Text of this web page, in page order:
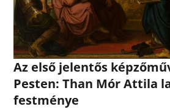
Az első jelentős
Pesten: Than Mór Attila
festménye